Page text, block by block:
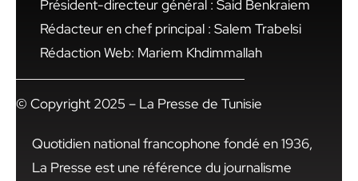
Président-directeur général : Said Benkraiem
Rédacteur en chef principal : Salem Trabelsi
Rédaction Web: Mariem Khdimmallah
© Copyright 2025 – La Presse de Tunisie
Quotidien national francophone fondé en 1936,
La Presse est une référence du journalisme